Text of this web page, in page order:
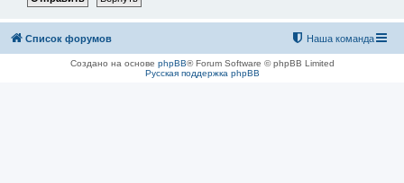
Список форумов Наша команда
Создано на основе phpBB® Forum Software © phpBB Limited
Русская поддержка phpBB